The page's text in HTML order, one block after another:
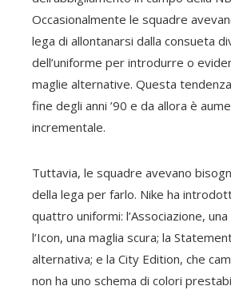
Occasionalmente le squadre
lega di allontanarsi dalla consueta
dell’uniforme per introdurre o
maglie alternative. Questa
fine degli anni ’90 e da allora è
incrementale.
Tuttavia, le squadre avevano
della lega per farlo. Nike ha
quattro uniformi: l’Associazione, una
l’Icon, una maglia scura; la
alternativa; e la City Edition, che
non ha uno schema di colori